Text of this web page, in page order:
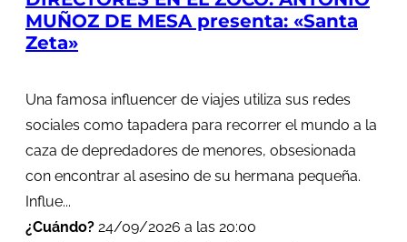
MUÑOZ DE MESA presenta: «Santa
Zeta»
Una famosa influencer de viajes utiliza sus redes
sociales como tapadera para recorrer el mundo a la
caza de depredadores de menores, obsesionada
con encontrar al asesino de su hermana pequeña.
Influe...
¿Cuándo? 24/09/2026 a las 20:00